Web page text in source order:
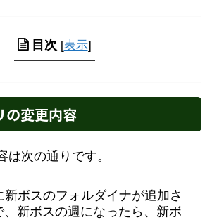
目次 [表示]
変更内容
次の通りです。
新ボスのフォルダイナが追加さ
、新ボスの週になったら、新ボ